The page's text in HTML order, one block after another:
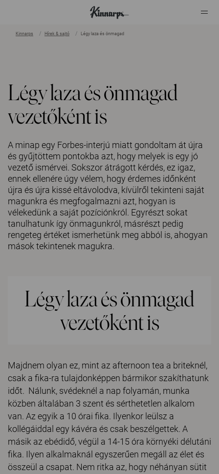
Kinnarps Hírek & sajtó Légy laza és önmagad
Légy laza és önmagad
vezetőként is
A minap egy Forbes-interjú miatt gondoltam át újra
és gyűjtöttem pontokba azt, hogy melyek is egy jó
vezető ismérvei. Sokszor átrágott kérdés, ez igaz,
ennek ellenére úgy vélem, hogy érdemes időnként
újra és újra kissé eltávolodva, kívülről tekinteni saját
magunkra és megfogalmazni azt, hogyan is
vélekedünk a saját pozíciónkról. Egyrészt sokat
tanulhatunk így önmagunkról, másrészt pedig
rengeteg értéket ismerhetünk meg abból is, ahogyan
mások tekintenek magukra.
Légy laza és önmagad
vezetőként is
Majdnem olyan ez, mint az afternoon tea a briteknél,
csak a fika-ra tulajdonképpen bármikor szakíthatunk
időt. Nálunk, svédeknél a nap folyamán, munka
közben általában 3 szent és sérthetetlen alkalom
van. Az egyik a 10 órai fika. Ilyenkor leülsz a
kollégáiddal egy kávéra és csak beszélgettek. A
másik az ebédidő, végül a 14-15 óra környéki délutáni
fika. Ilyen alkalmaknál egyszerűen megáll az élet és
összeül a csapat. Nem ritka az, hogy néhányan sütit